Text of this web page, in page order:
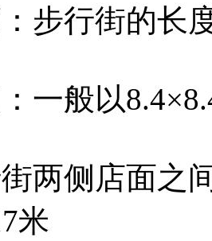
：步行街的长
：一般以
街两侧店面之
米